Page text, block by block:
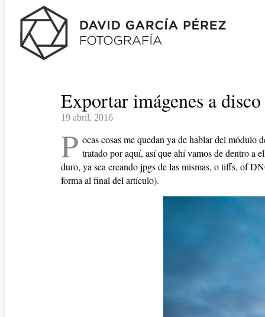
Exportar imágenes a
19 abril, 2016
P ocas cosas me quedan ya de hablar del módulo
tratado por aquí, así que ahí vamos de dentro a
duro, ya sea creando jpgs de las mismas, o tiffs, of
forma al final del artículo).